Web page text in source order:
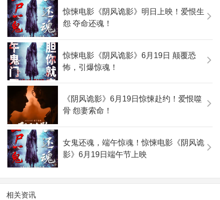
惊悚电影《阴风诡影》明日上映！爱恨生
怨 夺命还魂！
惊悚电影《阴风诡影》6月19日 颠覆恐
怖，引爆惊魂！
《阴风诡影》6月19日惊悚赴约！爱恨噬
骨 怨妻索命！
女鬼还魂，端午惊魂！惊悚电影《阴风诡
影》6月19日端午节上映
相关资讯